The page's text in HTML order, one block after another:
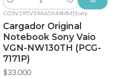
Cantidad
COSV195V39A65X44MM |Sony
Cargador Original
Notebook Sony Vaio
VGN-NW130TH (PCG-
7171P)
$33.000